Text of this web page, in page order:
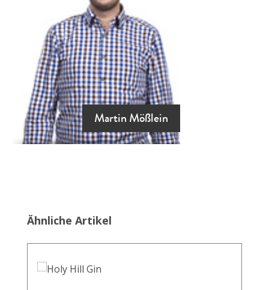
Martin Mößlein
Produktgalerie überspringen
Ähnliche Artikel